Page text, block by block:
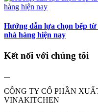
Hướng dẫn lựa chọn bếp
nhà hàng hiện nay
Kết nối với chúng tôi
CÔNG TY CỔ PHẦN
VINAKITCHEN